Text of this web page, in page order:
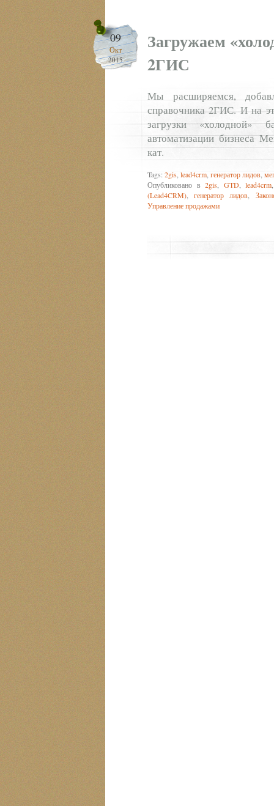
09
Окт
2015
Загружаем
2ГИС
Мы расширяемся,
справочника 2ГИС. И на
загрузки «холодной»
автоматизации бизнеса
кат.
Tags:2gis lead4crm генератор лидов
Опубликовано в 2gis GTD, lead4crm
(Lead4CRM) ,генератор лидов
Управление продажами